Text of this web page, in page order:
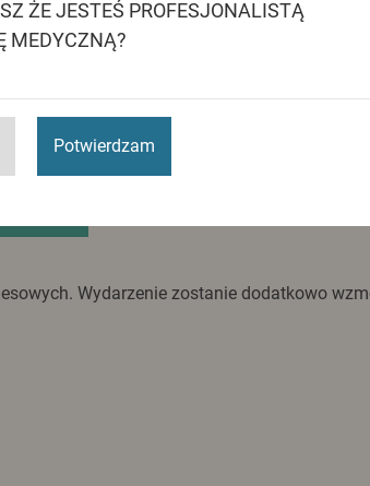
ŻE JESTEŚ PROFESJONALISTĄ
MEDYCZNĄ?
Potwierdzam
na CEDE 2026 w Poznaniu.
powierzchni
Wydarzenie zostanie dodatkowo